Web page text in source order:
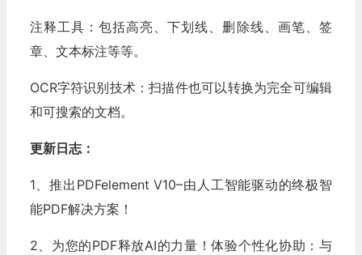
注释工具：包括高亮、下划线、删除线、画笔、签
章、文本标注等等。
OCR字符识别技术：扫描件也可以转换为完全可编辑
和可搜索的文档。
更新日志：
1、推出PDFelement V10–由人工智能驱动的终极智
能PDF解决方案！
2、为您的PDF释放AI的力量！体验个性化协助：与